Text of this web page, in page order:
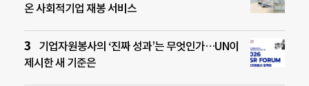
온 사회적기업 재봉 서비스
기업자원봉사의 ‘진짜 성과’는 무엇인가…UN이
제시한 새 기준은